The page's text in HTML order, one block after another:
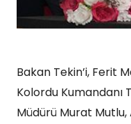
Bakan Tekin’i, Ferit
Kolordu
Müdürü Murat